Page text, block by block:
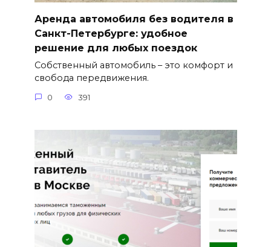
Аренда автомобиля без водителя в
Санкт-Петербурге: удобное
решение для любых поездок
Собственный автомобиль – это комфорт и
свобода передвижения.
0 391